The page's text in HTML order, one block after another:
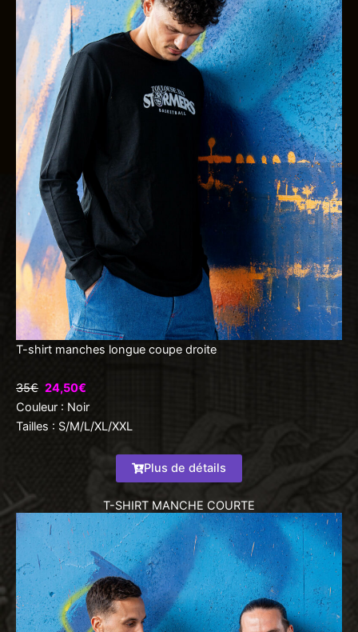
T-shirt manches longue coupe droite
35€ 24,50€
Couleur : Noir
Tailles : S/M/L/XL/XXL
Plus de détails
T-SHIRT MANCHE COURTE